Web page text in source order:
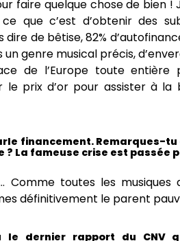
faire quelque chose de bien !
que c’est d’obtenir des
de bêtise, 82%
genre musical précis,
de l’Europe toute entière
prix d’or pour assister à la
financement. Remarques-tu
? La fameuse crise est passée
Comme toutes les musiques
définitivement le parent
dernier rapport du CNV